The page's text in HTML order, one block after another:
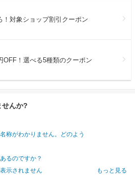
！対象ショップ割引クーポン
OFF！選べる5種類のクーポン
せんか?
称がわかりません。どのよう
るのですか？
示されません
もっと見る